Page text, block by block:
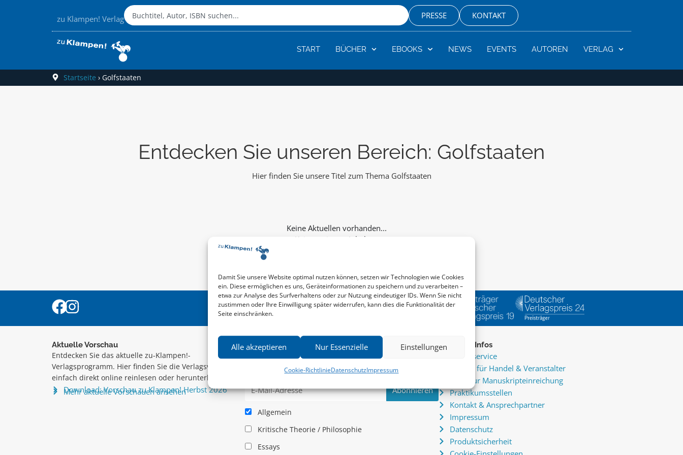
Damit Sie unsere Website optimal nutzen können, setzen wir Technologien wie Cookies
ein. Diese ermöglichen es uns, Geräteinformationen zu speichern und zu verarbeiten –
etwa zur Analyse des Surfverhaltens oder zur Nutzung eindeutiger IDs. Wenn Sie nicht
zustimmen oder Ihre Einwilligung später widerrufen, kann dies die Funktionalität der
Seite einschränken.
Alle akzeptieren Nur Essenzielle Einstellungen
Cookie-RichtlinieDatenschutzImpressum
zu Klampen! Verlag PRESSE KONTAKT
START BÜCHER EBOOKS NEWS EVENTS AUTOREN VERLAG
Startseite › Golfstaaten
Entdecken Sie unseren Bereich: Golfstaaten
Hier finden Sie unsere Titel zum Thema Golfstaaten
Keine weiteren Inhalte...
Aktuelle Vorschau
Entdecken Sie das aktuelle zu-Klampen!-
Verlagsprogramm. Hier finden Sie die Verlagsvorschau –
einfach direkt online reinlesen oder herunterladen.
Download: Vorschau zu Klampen! Herbst 2026
Mehr aktuelle Vorschauen ansehen
Newsletter
News zu aktuellen Neuheiten und Nachrichten im zu
Klampen! Verlag – jederzeit wieder abbestellbar.
Allgemein
Kritische Theorie / Philosophie
Essays
Service & Infos
Presseservice
Service für Handel & Veranstalter
Infos zur Manuskripteinreichung
Praktikumsstellen
Kontakt & Ansprechpartner
Impressum
Datenschutz
Produktsicherheit